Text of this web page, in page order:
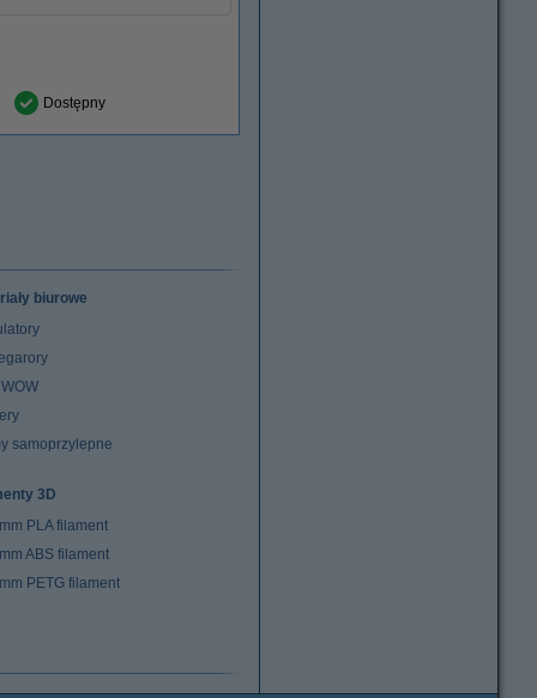
Dostępny
biurowe
samoprzylepne
3D
PLA filament
ABS filament
PETG filament